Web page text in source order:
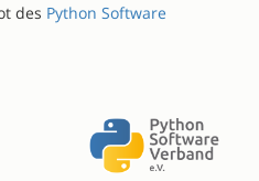
des Python Software